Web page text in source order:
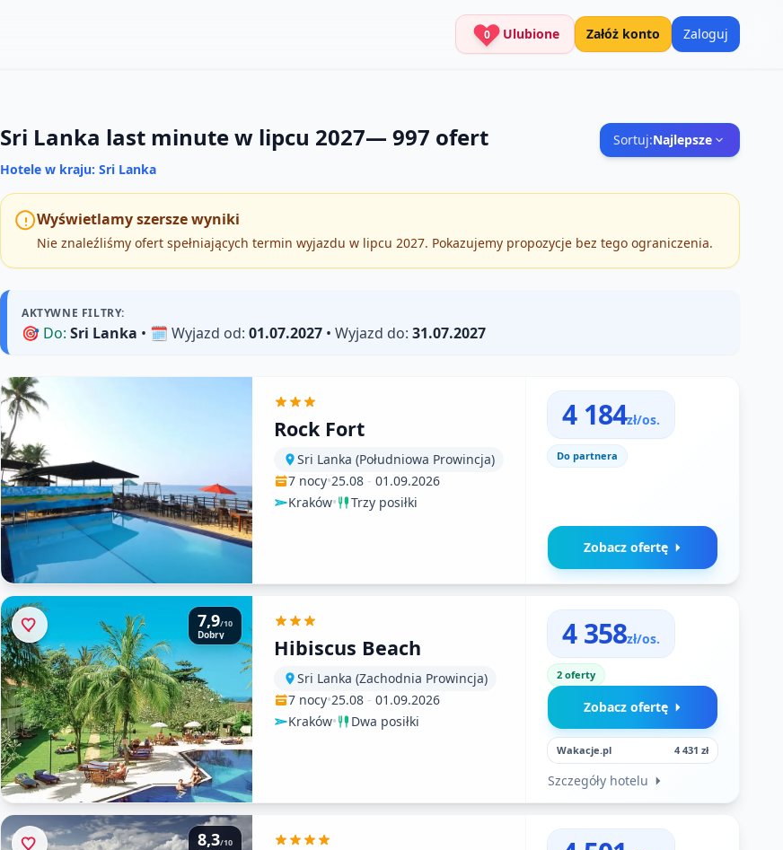
0 Ulubione Załóż konto Zaloguj
Sri Lanka last minute w lipcu 2027— 997 ofert Sortuj:Najlepsze
Hotele w kraju: Sri Lanka
Wyświetlamy szersze wyniki
Nie znaleźliśmy ofert spełniających termin wyjazdu w lipcu 2027. Pokazujemy propozycje bez tego ograniczenia.
AKTYWNE FILTRY:
🎯 Do: Sri Lanka • 🗓️ Wyjazd od: 01.07.2027 • Wyjazd do: 31.07.2027
Rock Fort
Sri Lanka (Południowa Prowincja)
7 nocy•25.08 - 01.09.2026
Kraków• Trzy posiłki
4 184zł/os.
Do partnera
Zobacz ofertę
7,9/10
Dobry Hibiscus Beach
Sri Lanka (Zachodnia Prowincja)
7 nocy•25.08 - 01.09.2026
Kraków• Dwa posiłki
4 358zł/os.
2 oferty
Zobacz ofertę
Wakacje.pl 4 431 zł
Szczegóły hotelu
8,3/10